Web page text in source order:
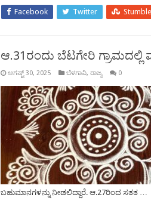
Facebook Twitter
ಆ.31ರಂದು ಬೆಟಗೇರಿ ಗ್ರಾಮದಲ್ಲಿ
ಆಗಷ್ಟ್ 30, 2025 ಬೆಳಗಾವಿ, ರಾಜ್ಯ 0
ಬಹುಮಾನಗಳನ್ನು ನೀಡಲಿದ್ದಾರೆ. ಆ.27ರಿಂದ ಸತತ …